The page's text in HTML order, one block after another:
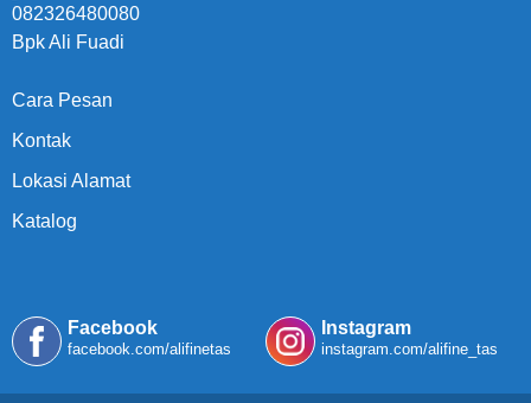
082326480080
Bpk Ali Fuadi
Cara Pesan
Kontak
Lokasi Alamat
Katalog
Facebook
facebook.com/alifinetas
Instagram
instagram.com/alifine_tas